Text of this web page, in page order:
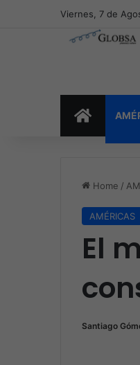
Viernes, 7 de
INICIO
Home /
AMÉRICAS
El
Santiago